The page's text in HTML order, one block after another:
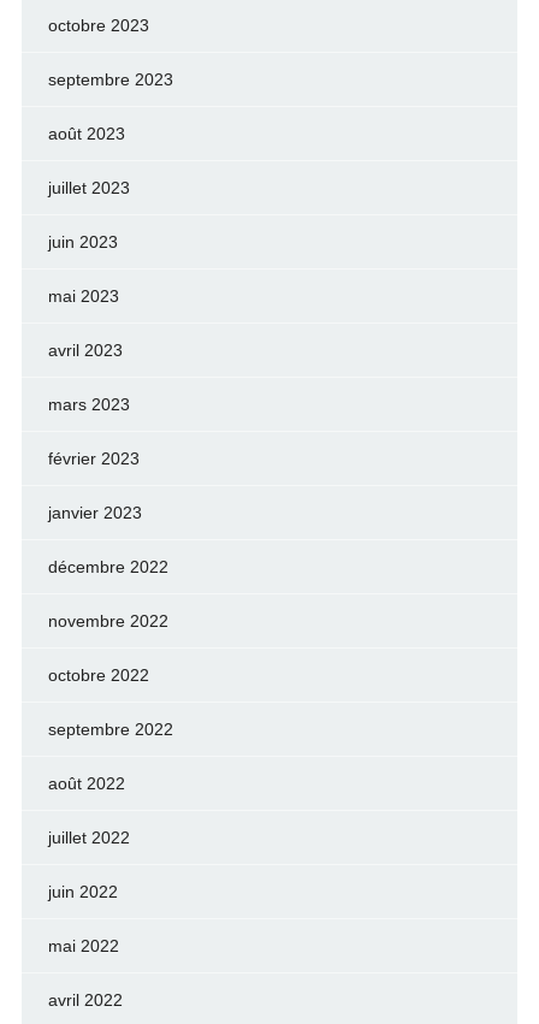
octobre 2023
septembre 2023
août 2023
juillet 2023
juin 2023
mai 2023
avril 2023
mars 2023
février 2023
janvier 2023
décembre 2022
novembre 2022
octobre 2022
septembre 2022
août 2022
juillet 2022
juin 2022
mai 2022
avril 2022